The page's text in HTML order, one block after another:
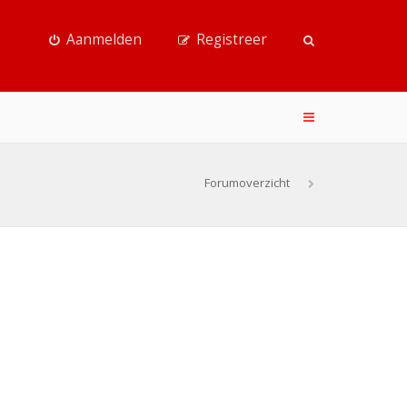
Aanmelden Registreer
Forumoverzicht